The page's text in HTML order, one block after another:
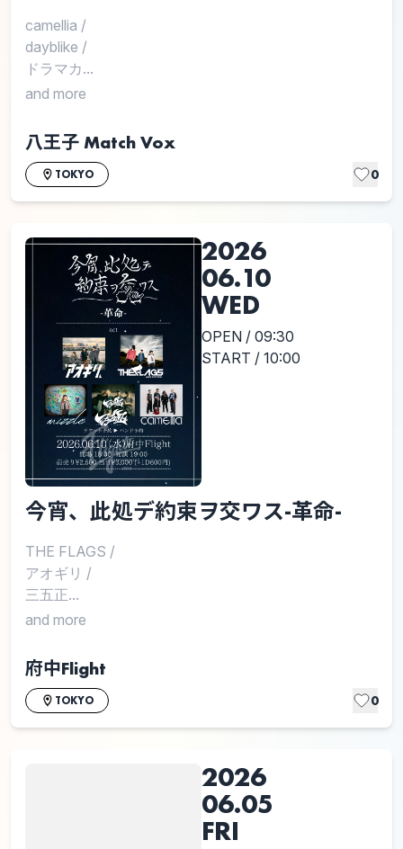
camellia /
dayblike /
ドラマカ...
and more
八王子 Match Vox
TOKYO 0
2026
06.10
WED
OPEN / 09:30
START / 10:00
今宵、此処デ約束ヲ交ワス-革命-
THE FLAGS /
アオギリ /
三五正...
and more
府中Flight
TOKYO 0
2026
06.05
FRI